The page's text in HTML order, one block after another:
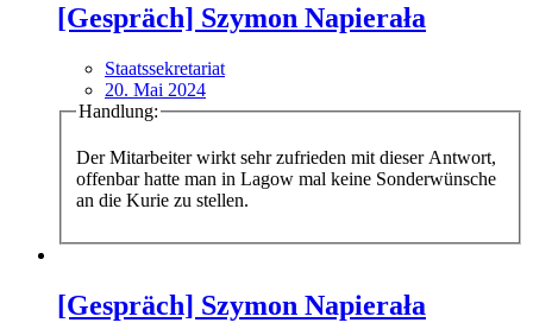
[Gespräch] Szymon Napierała
Staatssekretariat
20. Mai 2024
Handlung:
Der Mitarbeiter wirkt sehr zufrieden mit dieser Antwort,
offenbar hatte man in Lagow mal keine Sonderwünsche
an die Kurie zu stellen.
[Gespräch] Szymon Napierała